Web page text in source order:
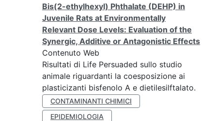
Bis(2-ethylhexyl) Phthalate (DEHP) in
Juvenile Rats at Environmentally
Relevant Dose Levels: Evaluation of the
Synergic, Additive or Antagonistic Effects
Contenuto Web
Risultati di Life Persuaded sullo studio
animale riguardanti la coesposizione ai
plasticizanti bisfenolo A e dietilesilftalato.
CONTAMINANTI CHIMICI
EPIDEMIOLOGIA